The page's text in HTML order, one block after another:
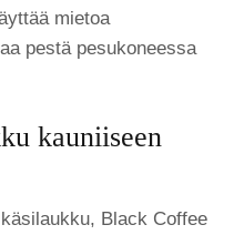
mietoa
pestä pesukoneessa
kauniiseen
Black Coffee